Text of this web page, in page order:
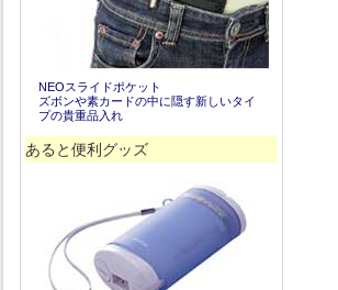
NEOスライドポケット
ズボンや素カードの中に隠す新しいタイ
プの貴重品入れ
あると便利グッズ